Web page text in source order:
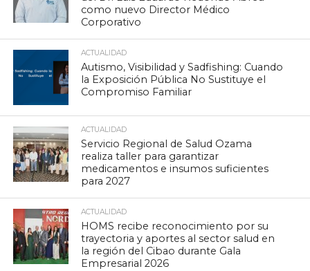
como nuevo Director Médico
Corporativo
ACTUALIDAD
Autismo, Visibilidad y Sadfishing: Cuando
la Exposición Pública No Sustituye el
Compromiso Familiar
ACTUALIDAD
Servicio Regional de Salud Ozama
realiza taller para garantizar
medicamentos e insumos suficientes
para 2027
ACTUALIDAD
HOMS recibe reconocimiento por su
trayectoria y aportes al sector salud en
la región del Cibao durante Gala
Empresarial 2026